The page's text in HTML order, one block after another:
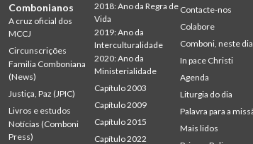
Combonianos
A cruz oficial dos
MCCJ
Circunscrições
Familia Comboniana
(News)
Justiça, Paz (JPIC)
Livros e estudos
Notícias (Comboni
Press)
2018: Ano da Regra de
Vida
2019: Ano da
Interculturalidade
2020: Ano da
Ministerialidade
Capítulo 2003
Capítulo 2009
Capítulo 2015
Capítulo 2022
Contacte-nos
Colabore
Comboni, neste dia
In pace Christi
Agenda
Liturgia do dia
Palavra para a
Mais lidos